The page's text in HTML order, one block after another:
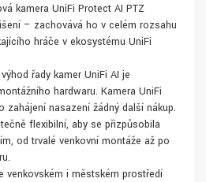
kamera UniFi Protect AI PTZ
– zachovává ho v celém rozsahu
hráče v ekosystému UniFi
řady kamer UniFi AI je
hardwaru. Kamera UniFi
zahájení nasazení žádný další nákup.
flexibilní, aby se přizpůsobila
od trvalé venkovní montáže až po
venkovském i městském prostředí